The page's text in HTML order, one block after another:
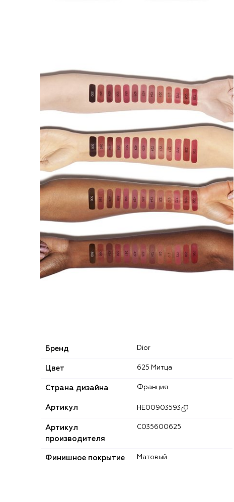
Бренд Dior
Цвет 625 Митца
Страна дизайна Франция
Артикул HE00903593
Артикул
производителя
C035600625
Финишное покрытие Матовый